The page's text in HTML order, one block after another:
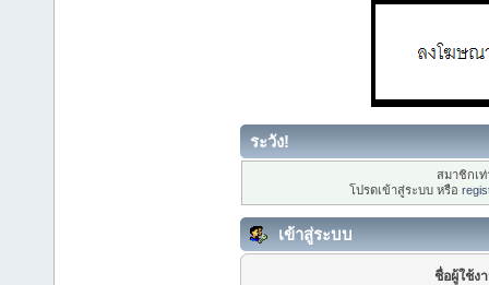
ระวัง!
สมาชิกเ
โปรดเข้าสู่ระบบ หรือ
เข้าสู่ระบบ
ชื่อผู้ใช้ง